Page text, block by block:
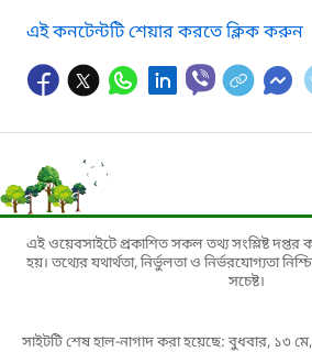
এই কনটেন্টটি শেয়ার করতে ক্লিক করুন
এই ওয়েবসাইটে প্রকাশিত সকল তথ্য সংশ্লিষ্ট দপ্তর
হয়। তথ্যের যথার্থতা, নির্ভুলতা ও নির্ভরযোগ্যতা
সচেষ্ট।
সাইটটি শেষ হাল-নাগাদ করা হয়েছে: বুধবার, ১৩